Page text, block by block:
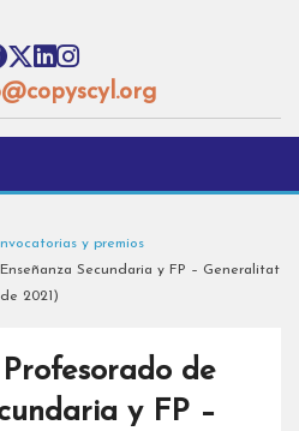
y premios
Secundaria y FP – Generalitat
2021)
de
y FP –